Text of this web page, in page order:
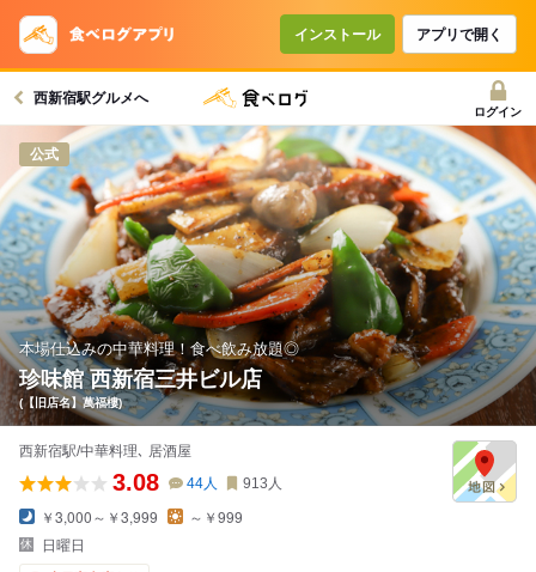
インストール アプリで開く
西新宿駅グルメへ
ログイン
公式
本場仕込みの中華料理！食べ飲み放題◎
珍味館 西新宿三井ビル店
(【旧店名】萬福樓)
西新宿駅/中華料理､ 居酒屋
3.08 44人 913 人
￥3,000～￥3,999
～￥999
日曜日